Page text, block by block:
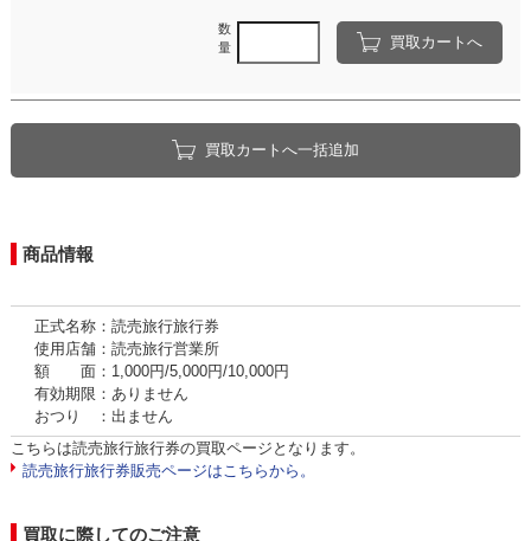
数
量
買取カートへ
買取カートへ一括追加
商品情報
正式名称：読売旅行旅行券
使用店舗：読売旅行営業所
額 面：1,000円/5,000円/10,000円
有効期限：ありません
おつり ：出ません
こちらは読売旅行旅行券の買取ページとなります。
読売旅行旅行券販売ページはこちらから。
買取に際してのご注意